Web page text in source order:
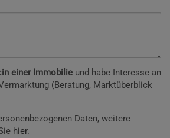
einer Immobilie und habe Interesse an
(Beratung, Marktüberblick
Daten, weitere
hier.